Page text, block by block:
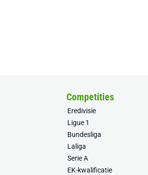
Competities
Eredivisie
Ligue 1
Bundesliga
Laliga
Serie A
EK-kwalificatie